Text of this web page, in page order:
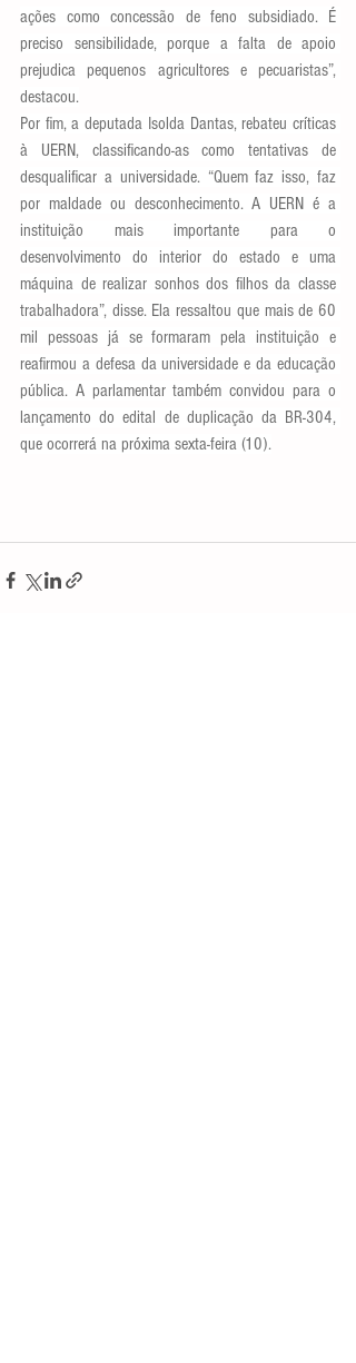
ações como concessão de feno subsidiado. É
preciso sensibilidade, porque a falta de apoio
prejudica pequenos agricultores e pecuaristas”,
destacou.
Por fim, a deputada Isolda Dantas, rebateu críticas
à UERN, classificando-as como tentativas de
desqualificar a universidade. “Quem faz isso, faz
por maldade ou desconhecimento. A UERN é a
instituição mais importante para o
desenvolvimento do interior do estado e uma
máquina de realizar sonhos dos filhos da classe
trabalhadora”, disse. Ela ressaltou que mais de 60
mil pessoas já se formaram pela instituição e
reafirmou a defesa da universidade e da educação
pública. A parlamentar também convidou para o
lançamento do edital de duplicação da BR-304,
que ocorrerá na próxima sexta-feira (10).